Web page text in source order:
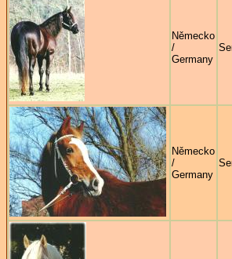
Německo
/
Germany
Německo
/
Germany